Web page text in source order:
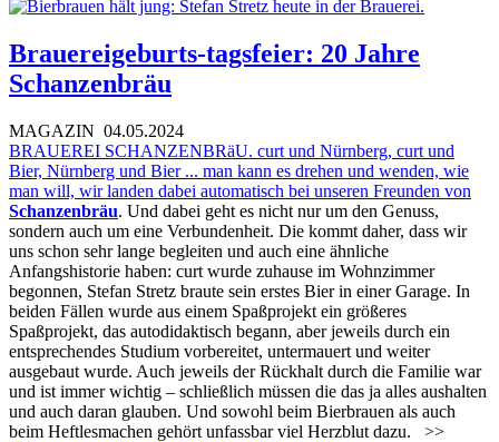
Brauereigeburts-tagsfeier: 20 Jahre
Schanzenbräu
MAGAZIN 04.05.2024
BRAUEREI SCHANZENBRäU. curt und Nürnberg, curt und
Bier, Nürnberg und Bier ... man kann es drehen und wenden, wie
man will, wir landen dabei automatisch bei unseren Freunden von
Schanzenbräu. Und dabei geht es nicht nur um den Genuss,
sondern auch um eine Verbundenheit. Die kommt daher, dass wir
uns schon sehr lange begleiten und auch eine ähnliche
Anfangshistorie haben: curt wurde zuhause im Wohnzimmer
begonnen, Stefan Stretz braute sein erstes Bier in einer Garage. In
beiden Fällen wurde aus einem Spaßprojekt ein größeres
Spaßprojekt, das autodidaktisch begann, aber jeweils durch ein
entsprechendes Studium vorbereitet, untermauert und weiter
ausgebaut wurde. Auch jeweils der Rückhalt durch die Familie war
und ist immer wichtig – schließlich müssen die das ja alles aushalten
und auch daran glauben. Und sowohl beim Bierbrauen als auch
beim Heftlesmachen gehört unfassbar viel Herzblut dazu.
>>